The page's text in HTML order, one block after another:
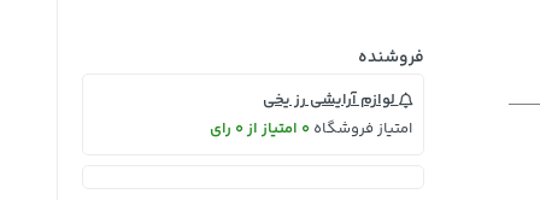
فروشنده
لوازم آرایشی رز یخی
امتیاز فروشگاه0 امتیاز از 0 رای